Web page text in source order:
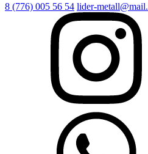
8 (776) 005 56 54 lider-